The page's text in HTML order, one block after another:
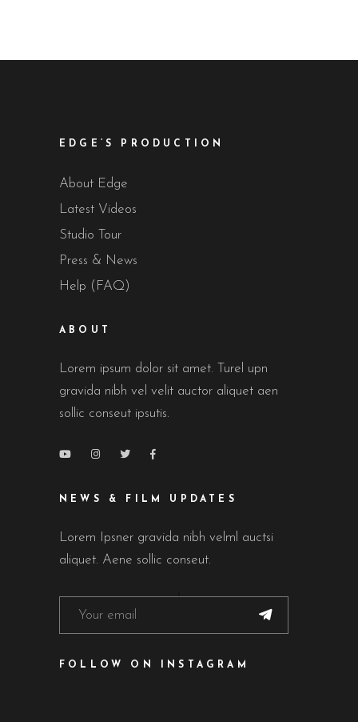
EDGE’S PRODUCTION
About Edge
Latest Videos
Studio Tour
Press & News
Help (FAQ)
ABOUT
Lorem ipsum dolor sit amet. Turel upn
gravida nibh vel velit auctor aliquet aen
sollic conseut ipsutis.
NEWS & FILM UPDATES
Lorem Ipsner gravida nibh velml auctsi
aliquet. Aene sollic conseut.
FOLLOW ON INSTAGRAM